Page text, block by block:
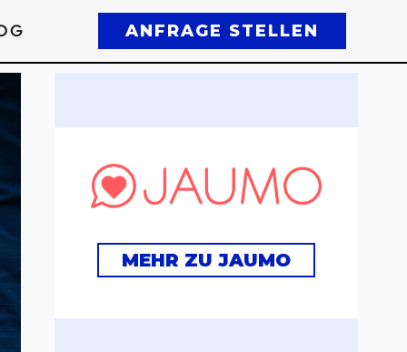
ANFRAGE STELLEN
MEHR ZU JAUMO